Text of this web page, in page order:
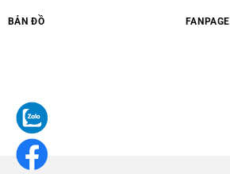
BẢN ĐỒ FANPAGE